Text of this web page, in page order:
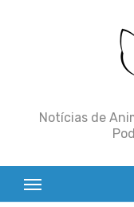
Notícias de